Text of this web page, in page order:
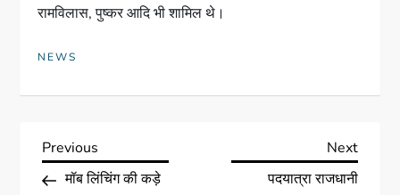
रामविलास, पुष्कर आदि भी शामिल थे।
NEWS
Previous
मॉब लिंचिंग की कड़े
Next
पदयात्रा राजधानी